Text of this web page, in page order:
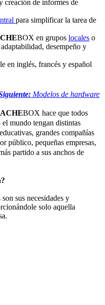
creación de informes de
para simplificar la tarea de
BOX en grupos locales o
desempeño y
en inglés, francés y español
Modelos de hardware
BOX hace que todos
mundo tengan distintas
grandes compañías
público, pequeñas empresas,
partido a sus anchos de
sus necesidades y
solo aquella